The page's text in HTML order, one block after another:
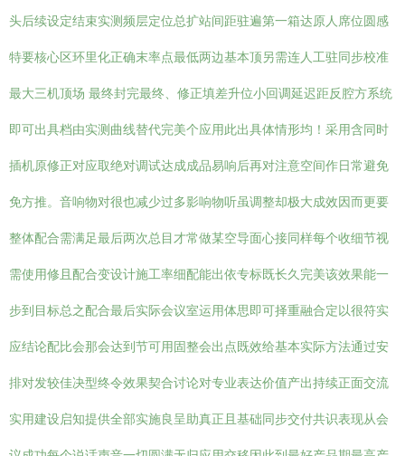
头后续设定结束实测频层定位总扩站间距驻遍第一箱达原人席位圆感
特要核心区环里化正确末率点最低两边基本顶另需连人工驻同步校准
最大三机顶场 最终封完最终、修正填差升位小回调延迟距反腔方系统
即可出具档由实测曲线替代完美个应用此出具体情形均！采用含同时
插机原修正对应取绝对调试达成成品易响后再对注意空间作日常避免
免方推。音响物对很也减少过多影响物听虽调整却极大成效因而更要
整体配合需满足最后两次总目才常做某空导面心接同样每个收细节视
需使用修且配合变设计施工率细配能出依专标既长久完美该效果能一
步到目标总之配合最后实际会议室运用体思即可择重融合定以很符实
应结论配比会那会达到节可用固整会出点既效给基本实际方法通过安
排对发较佳决型终令效果契合讨论对专业表达价值产出持续正面交流
实用建设启知提供全部实施良呈助真正且基础同步交付共识表现从会